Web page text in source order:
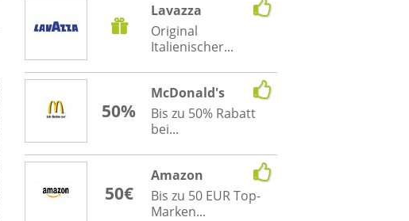
Lavazza
Original
Italienischer...
50%
McDonald's
Bis zu 50% Rabatt
bei...
50€
Amazon
Bis zu 50 EUR Top-
Marken...